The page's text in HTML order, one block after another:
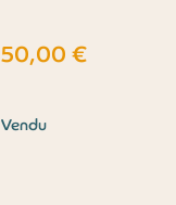
50,00 €
Vendu